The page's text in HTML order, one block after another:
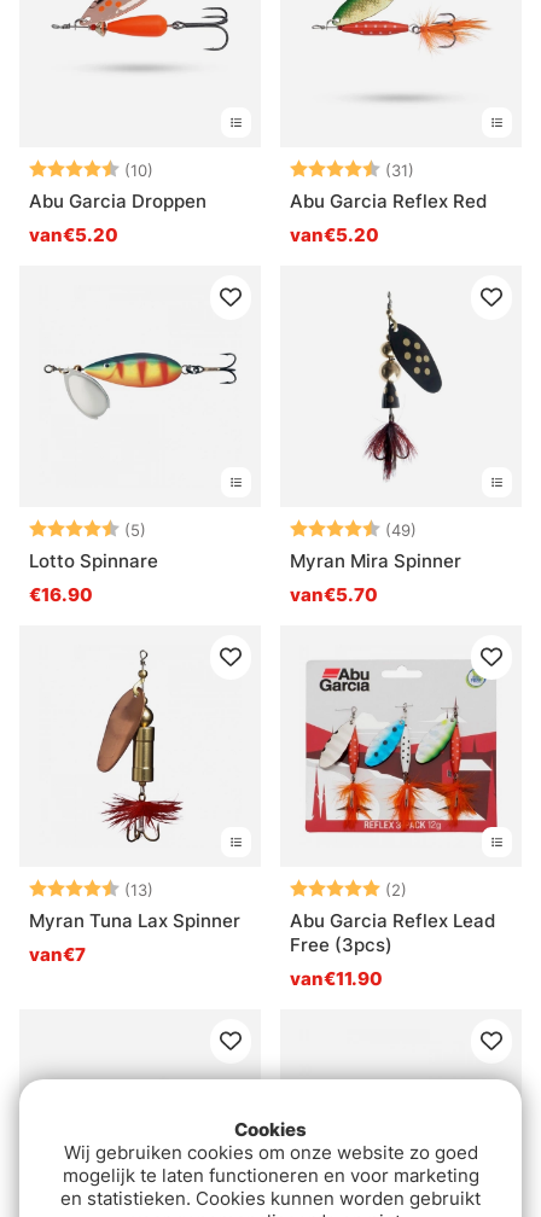
Beoordeling:
(10)
Abu Garcia Droppen
van€5.20
Beoordeling:
(31)
Abu Garcia Reflex Red
van€5.20
Beoordeling:
(5)
Lotto Spinnare
€16.90
Beoordeling:
(49)
Myran Mira Spinner
van€5.70
Beoordeling:
(13)
4.4 uit 5 sterren
Myran Tuna Lax Spinner
van€7
Beoordeling:
(2)
Abu Garcia Reflex Lead
Free (3pcs)
van€11.90
Cookies
Wij gebruiken cookies om onze website zo goed
mogelijk te laten functioneren en voor marketing
en statistieken. Cookies kunnen worden gebruikt